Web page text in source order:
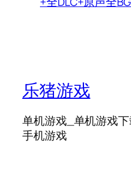
乐猪游戏
单机游戏_单机游戏
手机游戏